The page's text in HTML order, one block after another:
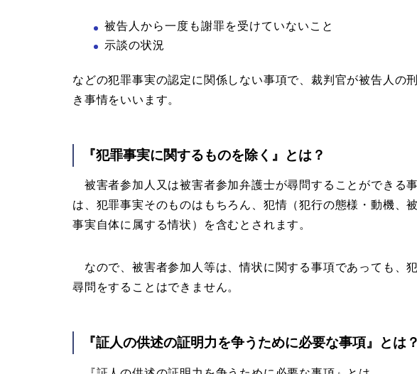
被告人から一度も謝罪を受けていないこと
示談の状況
などの犯罪事実の認定に関係しない事項で、裁判官が被告人の
き事情をいいます。
『犯罪事実に関するものを除く』とは？
被害者参加人又は被害者参加弁護士が尋問することができる
は、犯罪事実そのものはもちろん、犯情（犯行の態様・動機、
事実自体に属する情状）を含むとされます。
なので、被害者参加人等は、情状に関する事項であっても、
尋問をすることはできません。
『証人の供述の証明力を争うために必要な事項』とは？